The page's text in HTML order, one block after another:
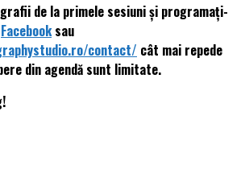
de la primele sesiuni și programați-
Facebooksau
contact/ cât mai repede
din agendă sunt limitate.